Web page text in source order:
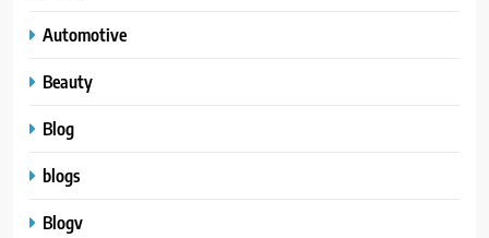
Automotive
Beauty
Blog
blogs
Blogv